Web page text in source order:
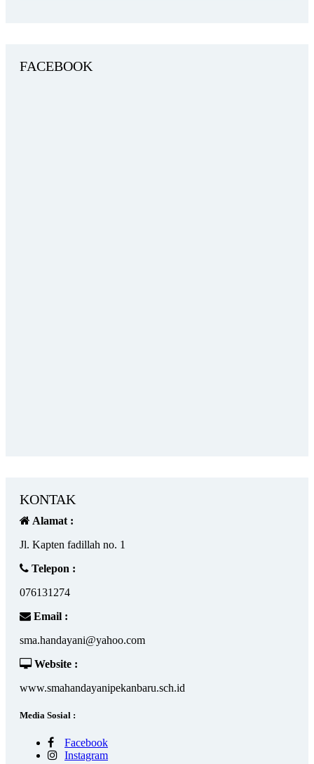
FACEBOOK
KONTAK
Alamat :
Jl. Kapten fadillah no. 1
Telepon :
076131274
Email :
sma.handayani@yahoo.com
Website :
www.smahandayanipekanbaru.sch.id
Media Sosial :
Facebook
Instagram